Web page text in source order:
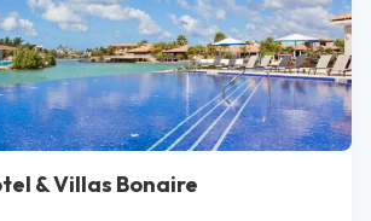
& Villas Bonaire